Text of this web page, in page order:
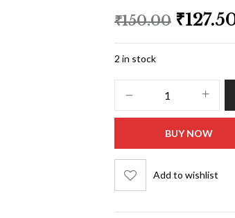
₹150.00 ₹
2 in stock
BUY NOW
Add to wishlist